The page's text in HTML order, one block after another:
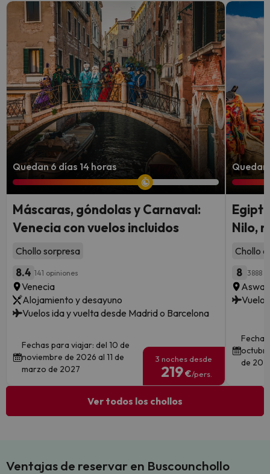
Quedan 6 días 14 horas
Máscaras, góndolas y Carnaval:
Venecia con vuelos incluidos
Chollo sorpresa
8.4 141 opiniones
Venecia
Alojamiento y desayuno
Vuelos ida y vuelta desde Madrid o Barcelona
Fechas para viajar: del 10 de
noviembre de 2026 al 11 de
marzo de 2027
3 noches desde
219€/pers.
Quedan
Nilo,
Chollo
8 3888
Aswan
de
Ver todos los chollos
Ventajas de reservar en Buscounchollo